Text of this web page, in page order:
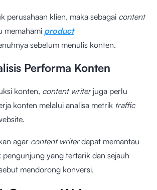
perusahaan klien, maka sebagai content
memahami product
sebelum menulis konten.
Performa Konten
konten, content writer juga perlu
konten melalui analisa metrik traffic
agar content writerdapat memantau
pengunjung yang tertarik dan sejauh
mendorong konversi.